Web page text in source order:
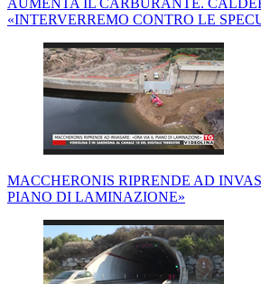
AUMENTA IL CARBURANTE.
«INTERVERREMO CONTRO LE
MACCHERONIS RIPRENDE AD
PIANO DI LAMINAZIONE»